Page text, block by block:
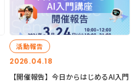
2026.04.18
活動報告
【開催報告】今日からはじめるAI入門